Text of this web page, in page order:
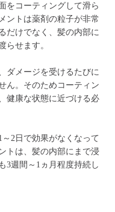
をコーティングして滑ら
ントは薬剤の粒子が非常
だけでなく、髪の内部に
らせます。
ダメージを受けるたびに
ん。そのためコーティン
健康な状態に近づける必
2日で効果がなくなって
トは、髪の内部にまで浸
3週間～1ヵ月程度持続し